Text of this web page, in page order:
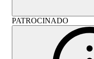
PATROCINADO